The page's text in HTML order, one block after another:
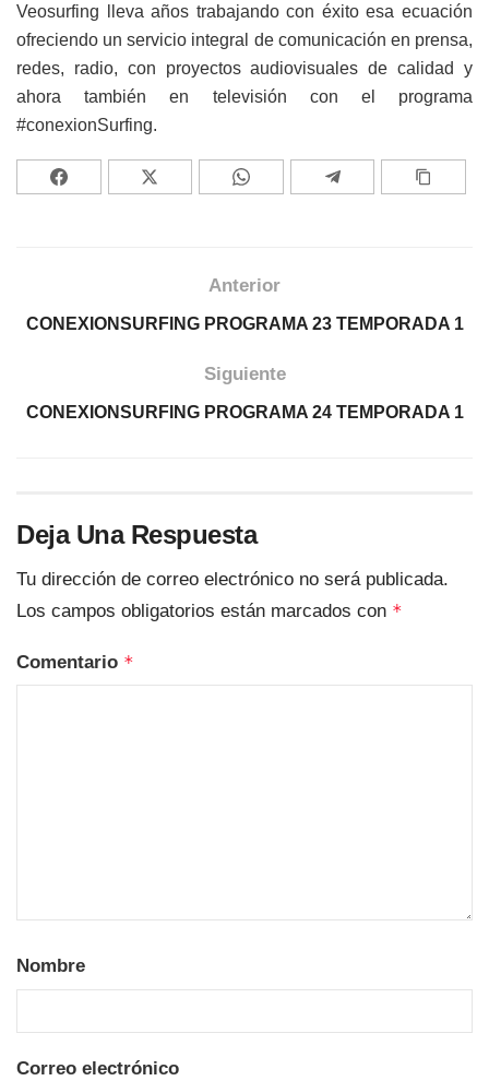
Veosurfing lleva años trabajando con éxito esa ecuación
ofreciendo un servicio integral de comunicación en prensa,
redes, radio, con proyectos audiovisuales de calidad y
ahora también en televisión con el programa
#conexionSurfing.
Anterior
CONEXIONSURFING PROGRAMA 23 TEMPORADA 1
Siguiente
CONEXIONSURFING PROGRAMA 24 TEMPORADA 1
Deja Una Respuesta
Tu dirección de correo electrónico no será publicada.
Los campos obligatorios están marcados con *
Comentario *
Nombre
Correo electrónico